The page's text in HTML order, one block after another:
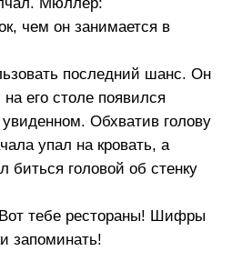
чем он занимается в
последний шанс. Он
его столе появился
Обхватив голову
упал на кровать, а
биться головой об стенку
тебе рестораны! Шифры
запоминать!